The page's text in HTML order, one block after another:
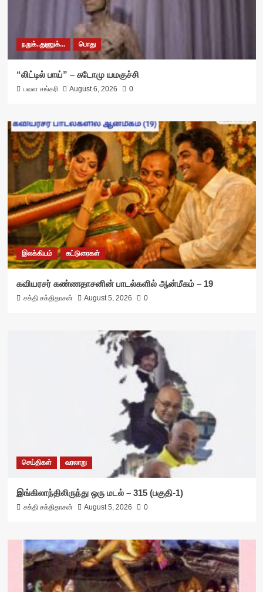
நறுக்..துணுக்... பொது
“லிட்டில் பாய்” – சுடோமு யமகுச்சி
பவள சங்கரி August 6, 2026 0
இலக்கியம் கட்டுரைகள்
கவியரசர் கண்ணதாசனின் பாடல்களில் ஆன்மீகம் – 19
சக்தி சக்திதாசன் August 5, 2026 0
செய்திகள் வரலாறு
இங்கிலாந்திலிருந்து ஒரு மடல் – 315 (பகுதி-1)
சக்தி சக்திதாசன் August 5, 2026 0